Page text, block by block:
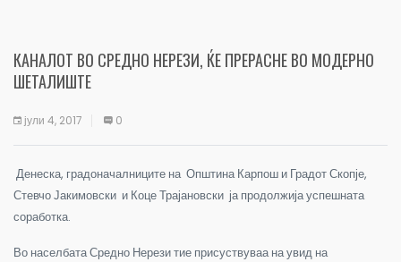
КАНАЛОТ ВО СРЕДНО НЕРЕЗИ, ЌЕ ПРЕРАСНЕ ВО МОДЕРНО
ШЕТАЛИШТЕ
јули 4, 2017 0
Денеска, градоначалниците на Општина Карпош и Градот Скопје,
Стевчо Јакимовски и Коце Трајановски ја продолжија успешната
соработка.
Во населбата Средно Нерези тие присуствуваа на увид на